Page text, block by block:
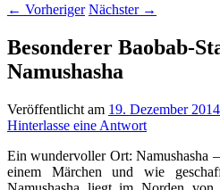
← Vorheriger Nächster →
Besonderer Baobab-
Namushasha
Veröffentlicht am 19. Dezember 2014
Hinterlasse eine Antwort
Ein wundervoller Ort: Namushasha
einem Märchen und wie